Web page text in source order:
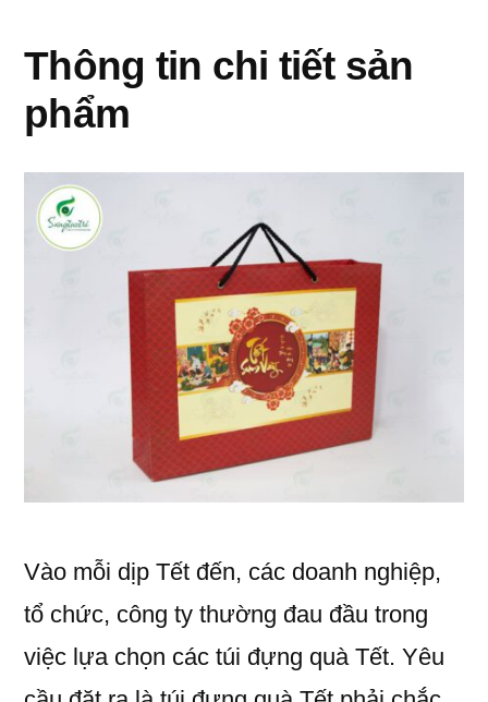
Thông tin chi tiết sản
phẩm
Vào mỗi dịp Tết đến, các doanh nghiệp,
tổ chức, công ty thường đau đầu trong
việc lựa chọn các túi đựng quà Tết. Yêu